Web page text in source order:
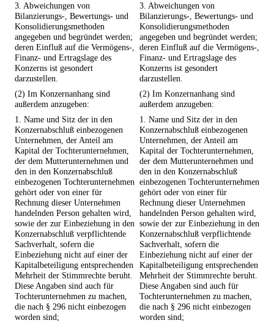
3. Abweichungen von
Bilanzierungs-, Bewertungs- und
Konsolidierungsmethoden
angegeben und begründet werden;
deren Einfluß auf die Vermögens-,
Finanz- und Ertragslage des
Konzerns ist gesondert
darzustellen.
3. Abweichungen von
Bilanzierungs-, Bewertungs- und
Konsolidierungsmethoden
angegeben und begründet werden;
deren Einfluß auf die Vermögens-,
Finanz- und Ertragslage des
Konzerns ist gesondert
darzustellen.
(2) Im Konzernanhang sind
außerdem anzugeben:
(2) Im Konzernanhang sind
außerdem anzugeben:
1. Name und Sitz der in den
Konzernabschluß einbezogenen
Unternehmen, der Anteil am
Kapital der Tochterunternehmen,
der dem Mutterunternehmen und
den in den Konzernabschluß
einbezogenen Tochterunternehmen
gehört oder von einer für
Rechnung dieser Unternehmen
handelnden Person gehalten wird,
sowie der zur Einbeziehung in den
Konzernabschluß verpflichtende
Sachverhalt, sofern die
Einbeziehung nicht auf einer der
Kapitalbeteiligung entsprechenden
Mehrheit der Stimmrechte beruht.
Diese Angaben sind auch für
Tochterunternehmen zu machen,
die nach § 296 nicht einbezogen
worden sind;
1. Name und Sitz der in den
Konzernabschluß einbezogenen
Unternehmen, der Anteil am
Kapital der Tochterunternehmen,
der dem Mutterunternehmen und
den in den Konzernabschluß
einbezogenen Tochterunternehmen
gehört oder von einer für
Rechnung dieser Unternehmen
handelnden Person gehalten wird,
sowie der zur Einbeziehung in den
Konzernabschluß verpflichtende
Sachverhalt, sofern die
Einbeziehung nicht auf einer der
Kapitalbeteiligung entsprechenden
Mehrheit der Stimmrechte beruht.
Diese Angaben sind auch für
Tochterunternehmen zu machen,
die nach § 296 nicht einbezogen
worden sind;